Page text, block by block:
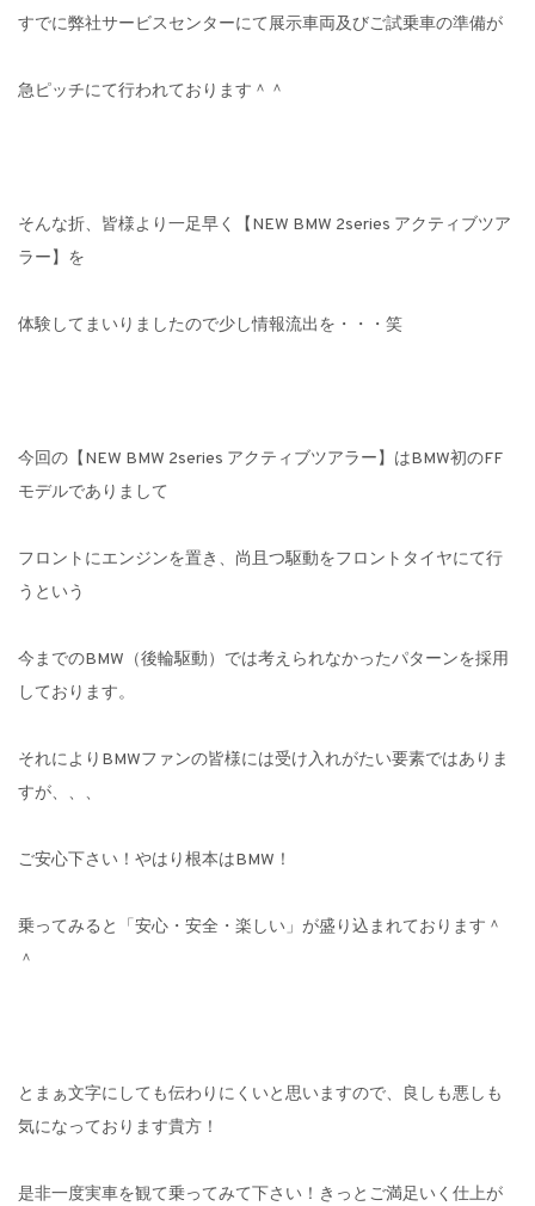
すでに弊社サービスセンターにて展示車両及びご試乗車の準備が
急ピッチにて行われております＾＾
そんな折、皆様より一足早く【NEW BMW 2series アクティブツア
ラー】を
体験してまいりましたので少し情報流出を・・・笑
今回の【NEW BMW 2series アクティブツアラー】はBMW初のFF
モデルでありまして
フロントにエンジンを置き、尚且つ駆動をフロントタイヤにて行
うという
今までのBMW（後輪駆動）では考えられなかったパターンを採用
しております。
それによりBMWファンの皆様には受け入れがたい要素ではありま
すが、、、
ご安心下さい！やはり根本はBMW！
乗ってみると「安心・安全・楽しい」が盛り込まれております＾
＾
とまぁ文字にしても伝わりにくいと思いますので、良しも悪しも
気になっております貴方！
是非一度実車を観て乗ってみて下さい！きっとご満足いく仕上が